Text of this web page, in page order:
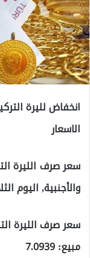
انخفاض لليرة
الاسعار
سعر صرف الليرة
والأجنبية, اليوم
سعر صرف الليرة
مبيع: 7.0939